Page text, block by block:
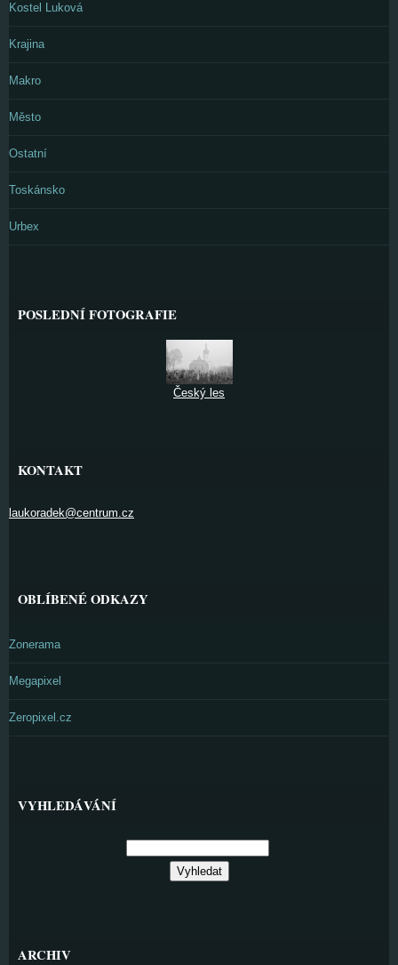
Kostel Luková
Krajina
Makro
Město
Ostatní
Toskánsko
Urbex
POSLEDNÍ FOTOGRAFIE
Český les
KONTAKT
laukoradek@centrum.cz
OBLÍBENÉ ODKAZY
Zonerama
Megapixel
Zeropixel.cz
VYHLEDÁVÁNÍ
ARCHIV